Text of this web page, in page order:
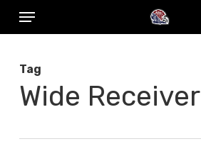
Skip
content
Menu
Tag
Wide Receiver